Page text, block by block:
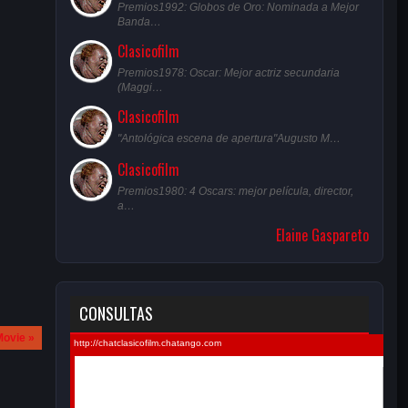
»
Premios1992: Globos de Oro: Nominada a Mejor
Banda…
Clasicofilm
Premios1978: Oscar: Mejor actriz secundaria
(Maggi…
Clasicofilm
"Antológica escena de apertura"Augusto M…
Clasicofilm
Premios1980: 4 Oscars: mejor película, director,
a…
Elaine Gaspareto
CONSULTAS